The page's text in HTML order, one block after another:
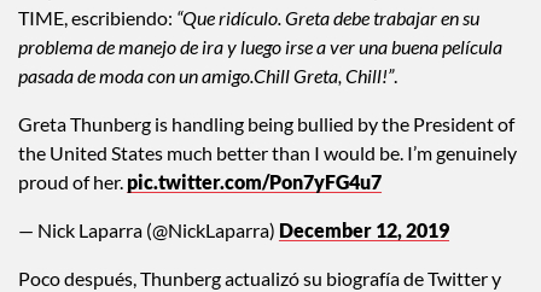
después de ser nombrada Persona del Año por la revista
TIME, escribiendo:“Que ridículo. Greta debe trabajar en su
problema de manejo de ira y luego irse a ver una buena película
Greta Thunberg is handling being bullied by the President of
the United States much better than I would be. I’m genuinely